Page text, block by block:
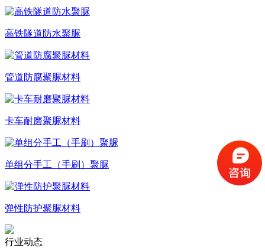
高铁隧道防水聚脲
管道防腐聚脲材料
卡车耐磨聚脲材料
单组分手工（手刷）聚脲
弹性防护聚脲材料
行业动态